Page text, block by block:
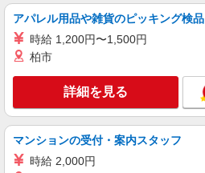
アパレル用品や雑貨のピッキング検品
時給 1,200円〜1,500円
柏市
詳細を見る
マンションの受付・案内スタッフ
時給 2,000円